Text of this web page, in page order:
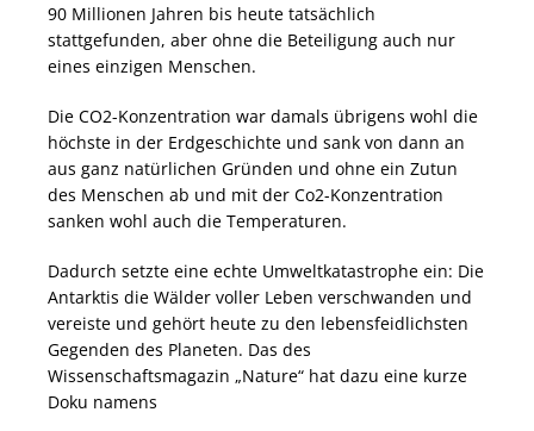
90 Millionen Jahren bis heute tatsächlich
stattgefunden, aber ohne die Beteiligung auch nur
eines einzigen Menschen.
Die CO2-Konzentration war damals übrigens wohl die
höchste in der Erdgeschichte und sank von dann an
aus ganz natürlichen Gründen und ohne ein Zutun
des Menschen ab und mit der Co2-Konzentration
sanken wohl auch die Temperaturen.
Dadurch setzte eine echte Umweltkatastrophe ein: Die
Antarktis die Wälder voller Leben verschwanden und
vereiste und gehört heute zu den lebensfeidlichsten
Gegenden des Planeten. Das des
Wissenschaftsmagazin „Nature“ hat dazu eine kurze
Doku namens